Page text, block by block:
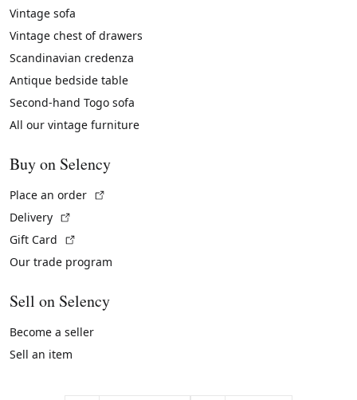
Vintage sofa
Vintage chest of drawers
Scandinavian credenza
Antique bedside table
Second-hand Togo sofa
All our vintage furniture
Buy on Selency
Place an order
Delivery
Gift Card
Our trade program
Sell on Selency
Become a seller
Sell an item